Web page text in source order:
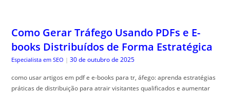
Como Gerar Tráfego Usando PDFs e E-
books Distribuídos de Forma Estratégica
Especialista em SEO | 30 de outubro de 2025
como usar artigos em pdf e e-books para tr, áfego: aprenda estratégias
práticas de distribuição para atrair visitantes qualificados e aumentar